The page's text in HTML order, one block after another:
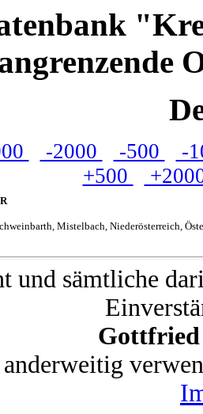
-2000 -500
-
+500
Mistelbach, Niederösterreich,
und sämtliche
Gottfried